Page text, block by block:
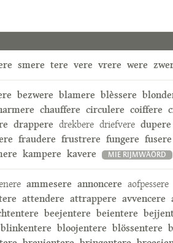
smere tere vere vrere were
bezwere blamere blèssere
chauffere circulere coiffere
drappere drekbere driefvere dupere
fraudere frustrere fungere fusere
kampere kavere MIE RIJMWÄÖRD
ammesere annoncere aofpessere
attendere attrappere avvencere
beejentere beientere
blinkentere bloojentere blössentere